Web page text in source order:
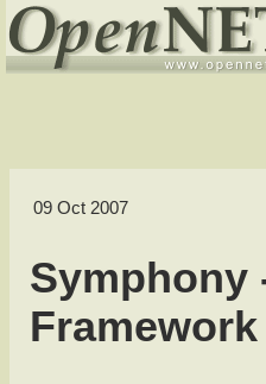
09 Oct 2007
Symphony
Framework